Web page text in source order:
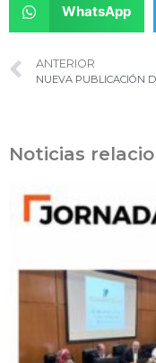
WhatsApp
ANTERIOR
Noticias